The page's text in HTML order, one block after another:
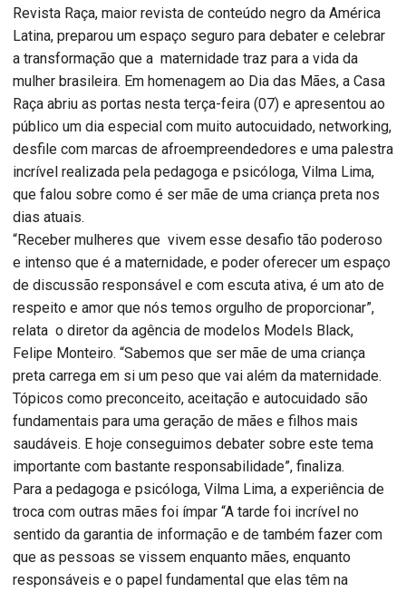
Revista Raça, maior revista de conteúdo negro da América
Latina, preparou um espaço seguro para debater e celebrar
a transformação que a maternidade traz para a vida da
mulher brasileira. Em homenagem ao Dia das Mães, a Casa
Raça abriu as portas nesta terça-feira (07) e apresentou ao
público um dia especial com muito autocuidado, networking,
desfile com marcas de afroempreendedores e uma palestra
incrível realizada pela pedagoga e psicóloga, Vilma Lima,
que falou sobre como é ser mãe de uma criança preta nos
dias atuais.
“Receber mulheres que vivem esse desafio tão poderoso
e intenso que é a maternidade, e poder oferecer um espaço
de discussão responsável e com escuta ativa, é um ato de
respeito e amor que nós temos orgulho de proporcionar”,
relata o diretor da agência de modelos Models Black,
Felipe Monteiro. “Sabemos que ser mãe de uma criança
preta carrega em si um peso que vai além da maternidade.
Tópicos como preconceito, aceitação e autocuidado são
fundamentais para uma geração de mães e filhos mais
saudáveis. E hoje conseguimos debater sobre este tema
importante com bastante responsabilidade”, finaliza.
Para a pedagoga e psicóloga, Vilma Lima, a experiência de
troca com outras mães foi ímpar “A tarde foi incrível no
sentido da garantia de informação e de também fazer com
que as pessoas se vissem enquanto mães, enquanto
responsáveis e o papel fundamental que elas têm na